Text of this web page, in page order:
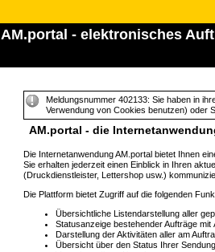
AM.portal - elektronisches
Meldungsnummer 402133: Sie haben in
Verwendung von Cookies benutzen) oder
AM.portal - die
Die Internetanwendung AM.portal bietet Ihnen
Sie erhalten jederzeit einen Einblick in Ihren
(Druckdienstleister, Lettershop usw.)
Die Plattform bietet Zugriff auf die folgenden
Übersichtliche Listendarstellung aller
Statusanzeige bestehender Aufträge
Darstellung der Aktivitäten aller am
Übersicht über den Status Ihrer